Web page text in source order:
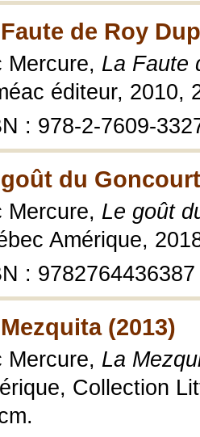
de Roy
Mercure, La Faute
éditeur, 2010,
: 978-2-7609-
du
Mercure, Le goût
Amérique,
: 9782764436387
(2013)
Mercure, La
Collection